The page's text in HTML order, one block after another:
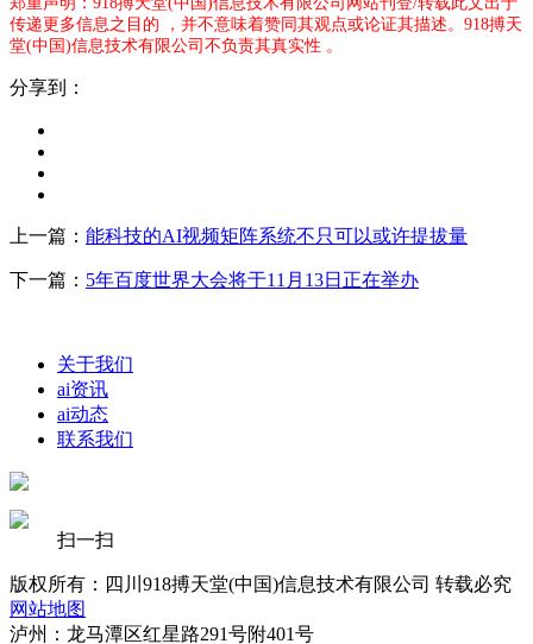
传递更多信息之目的 ，并不意味着赞同其观点或论证其描述。918搏天
堂(中国)信息技术有限公司不负责其真实性 。
分享到：
上一篇： 能科技的AI视频矩阵系统不只可以或许提拔量
下一篇： 5年百度世界大会将于11月13日正在举办
关于我们
ai资讯
ai动态
联系我们
扫一扫
版权所有：四川918搏天堂(中国)信息技术有限公司 转载必究
网站地图
泸州：龙马潭区红星路291号附401号